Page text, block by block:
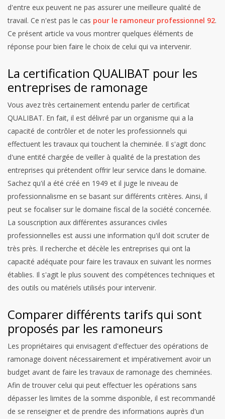
d'entre eux peuvent ne pas assurer une meilleure qualité de
travail. Ce n'est pas le cas pour le ramoneur professionnel 92.
Ce présent article va vous montrer quelques éléments de
réponse pour bien faire le choix de celui qui va intervenir.
La certification QUALIBAT pour les
entreprises de ramonage
Vous avez très certainement entendu parler de certificat
QUALIBAT. En fait, il est délivré par un organisme qui a la
capacité de contrôler et de noter les professionnels qui
effectuent les travaux qui touchent la cheminée. Il s'agit donc
d'une entité chargée de veiller à qualité de la prestation des
entreprises qui prétendent offrir leur service dans le domaine.
Sachez qu'il a été créé en 1949 et il juge le niveau de
professionnalisme en se basant sur différents critères. Ainsi, il
peut se focaliser sur le domaine fiscal de la société concernée.
La souscription aux différentes assurances civiles
professionnelles est aussi une information qu'il doit scruter de
très près. Il recherche et décèle les entreprises qui ont la
capacité adéquate pour faire les travaux en suivant les normes
établies. Il s'agit le plus souvent des compétences techniques et
des outils ou matériels utilisés pour intervenir.
Comparer différents tarifs qui sont
proposés par les ramoneurs
Les propriétaires qui envisagent d'effectuer des opérations de
ramonage doivent nécessairement et impérativement avoir un
budget avant de faire les travaux de ramonage des cheminées.
Afin de trouver celui qui peut effectuer les opérations sans
dépasser les limites de la somme disponible, il est recommandé
de se renseigner et de prendre des informations auprès d'un